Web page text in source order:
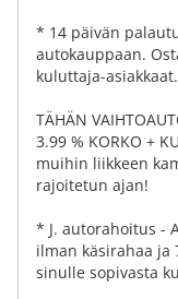
* 14 päivän
autokauppaan.
kuluttaja-asiakkaat.
TÄHÄN
3.99 % KORKO +
muihin liikkeen
rajoitetun ajan!
* J. autorahoitus -
ilman käsirahaa ja
sinulle sopivasta